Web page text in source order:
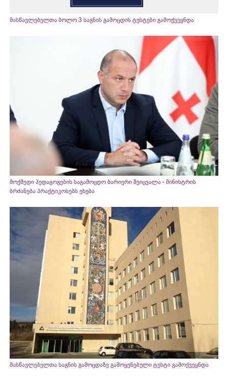
მასწავლებელთა ბოლო 3 საგნის გამოცდის ტესტები გამოქვეყნდა
მოქმედი პედაგოგების საგამოცდო ბარიერი შეიცვალა - მინისტრის
ბრძანება პრაქტიკოსებს ეხება
მასწავლებელთა საგნის გამოცდაზე გამოყენებული ტესტი გამოქვეყნდა